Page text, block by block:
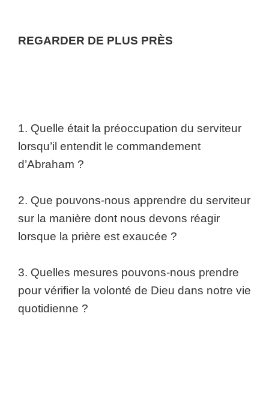
REGARDER DE PLUS PRÈS
1. Quelle était la préoccupation du serviteur
lorsqu’il entendit le commandement
d’Abraham ?
2. Que pouvons-nous apprendre du serviteur
sur la manière dont nous devons réagir
lorsque la prière est exaucée ?
3. Quelles mesures pouvons-nous prendre
pour vérifier la volonté de Dieu dans notre vie
quotidienne ?